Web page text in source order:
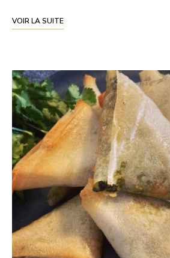
VOIR LA SUITE